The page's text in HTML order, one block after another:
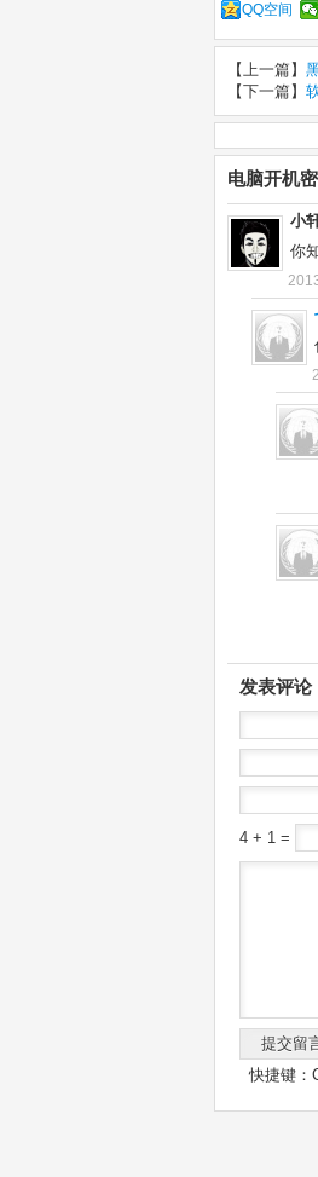
QQ空间
【上一篇】
【下一篇】
电脑开机
小
你
发表评论
4 + 1 =
快捷键：